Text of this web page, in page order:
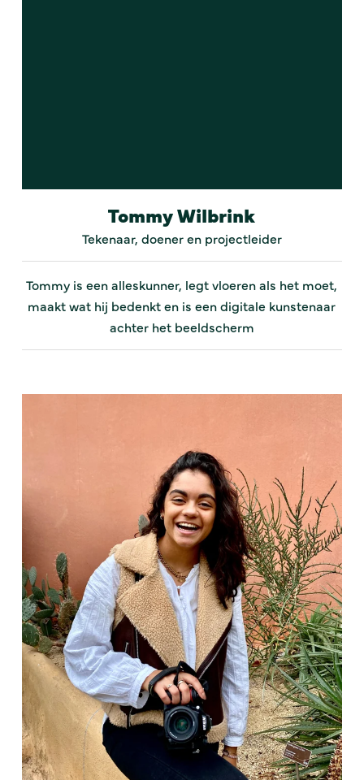
Tommy Wilbrink
Tekenaar, doener en projectleider
Tommy is een alleskunner, legt vloeren als het moet,
maakt wat hij bedenkt en is een digitale kunstenaar
achter het beeldscherm